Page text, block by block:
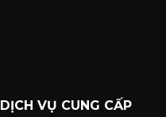
DỊCH VỤ CUNG CẤP